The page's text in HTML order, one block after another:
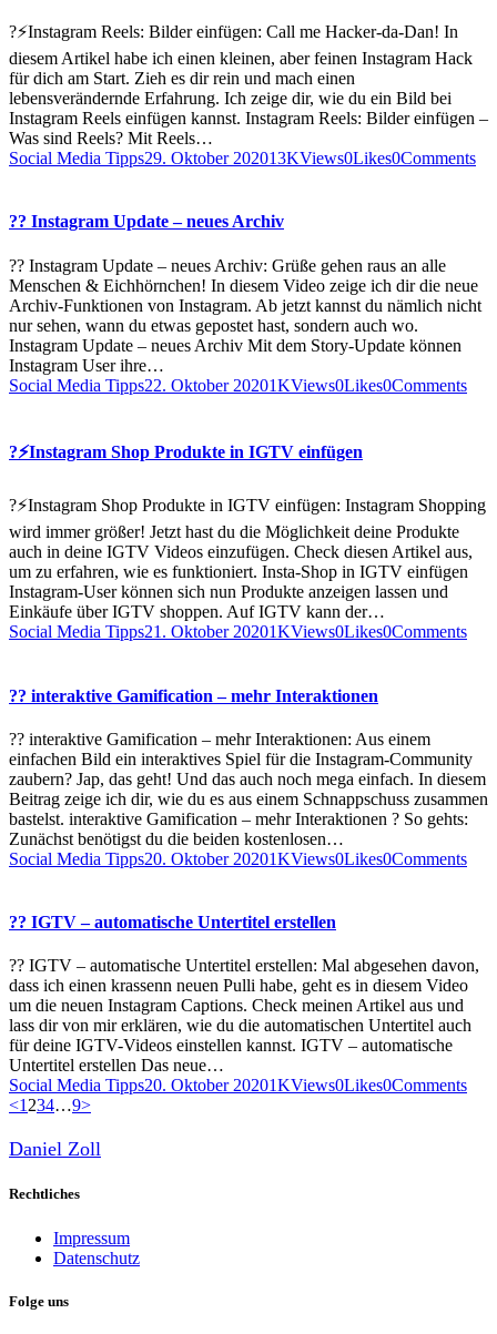
?⚡️Instagram Reels: Bilder einfügen: Call me Hacker-da-Dan! In
diesem Artikel habe ich einen kleinen, aber feinen Instagram Hack
für dich am Start. Zieh es dir rein und mach einen
lebensverändernde Erfahrung. Ich zeige dir, wie du ein Bild bei
Instagram Reels einfügen kannst. Instagram Reels: Bilder einfügen –
Was sind Reels? Mit Reels…
Social Media Tipps29. Oktober 202013KViews0Likes0Comments
?? Instagram Update – neues Archiv
?? Instagram Update – neues Archiv: Grüße gehen raus an alle
Menschen & Eichhörnchen! In diesem Video zeige ich dir die neue
Archiv-Funktionen von Instagram. Ab jetzt kannst du nämlich nicht
nur sehen, wann du etwas gepostet hast, sondern auch wo.
Instagram Update – neues Archiv Mit dem Story-Update können
Instagram User ihre…
Social Media Tipps22. Oktober 20201KViews0Likes0Comments
?⚡️Instagram Shop Produkte in IGTV einfügen
?⚡️Instagram Shop Produkte in IGTV einfügen: Instagram Shopping
wird immer größer! Jetzt hast du die Möglichkeit deine Produkte
auch in deine IGTV Videos einzufügen. Check diesen Artikel aus,
um zu erfahren, wie es funktioniert. Insta-Shop in IGTV einfügen
Instagram-User können sich nun Produkte anzeigen lassen und
Einkäufe über IGTV shoppen. Auf IGTV kann der…
Social Media Tipps21. Oktober 20201KViews0Likes0Comments
?? interaktive Gamification – mehr Interaktionen
?? interaktive Gamification – mehr Interaktionen: Aus einem
einfachen Bild ein interaktives Spiel für die Instagram-Community
zaubern? Jap, das geht! Und das auch noch mega einfach. In diesem
Beitrag zeige ich dir, wie du es aus einem Schnappschuss zusammen
bastelst. interaktive Gamification – mehr Interaktionen ? So gehts:
Zunächst benötigst du die beiden kostenlosen…
Social Media Tipps20. Oktober 20201KViews0Likes0Comments
?? IGTV – automatische Untertitel erstellen
?? IGTV – automatische Untertitel erstellen: Mal abgesehen davon,
dass ich einen krassenn neuen Pulli habe, geht es in diesem Video
um die neuen Instagram Captions. Check meinen Artikel aus und
lass dir von mir erklären, wie du die automatischen Untertitel auch
für deine IGTV-Videos einstellen kannst. IGTV – automatische
Untertitel erstellen Das neue…
Social Media Tipps20. Oktober 20201KViews0Likes0Comments
Seitennummerierung
der
<Page
1 Page
2Page
3Page
4…Page
9>
Daniel Zoll
Rechtliches
Impressum
Datenschutz
Folge uns